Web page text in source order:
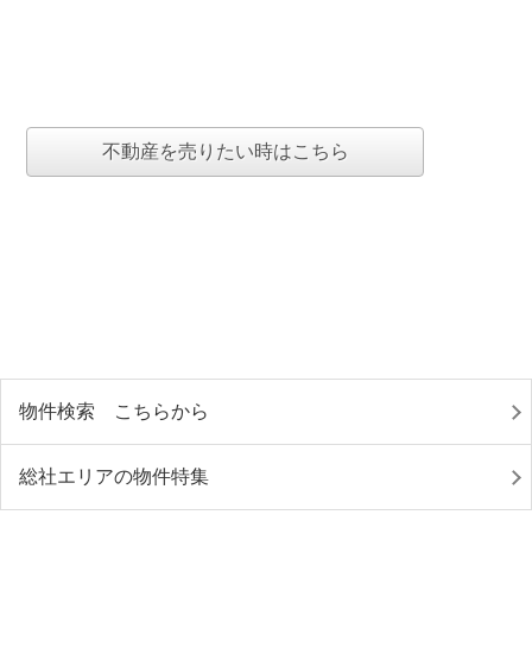
不動産を売りたい時はこちら
物件検索 こちらから
総社エリアの物件特集